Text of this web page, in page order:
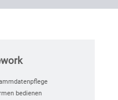
bedienen